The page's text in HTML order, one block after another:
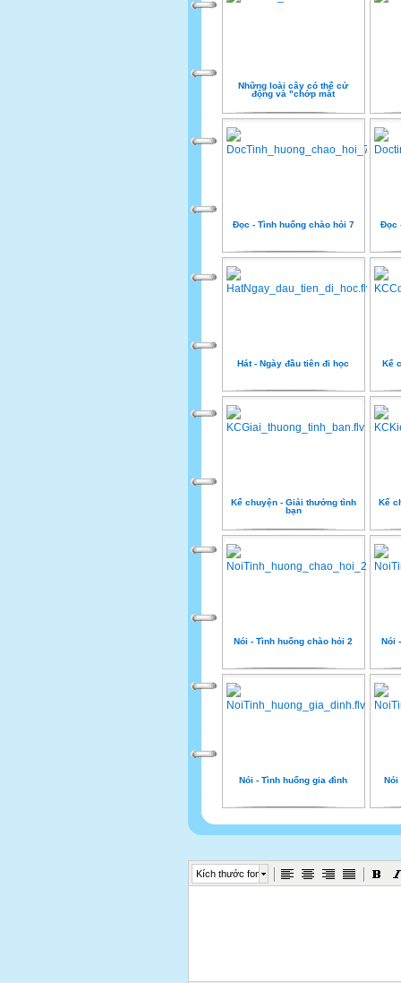
Những loài cây có thể cử
động và "chớp mắt
Đọc - Tình huống chào hỏi 7 Đọc
Hát - Ngày đầu tiên đi học Kể
Kể chuyện - Giải thưởng tình
bạn
Kể
Nói - Tình huống chào hỏi 2 Nói
Nói - Tình huống gia đình Nói
Kích thước font